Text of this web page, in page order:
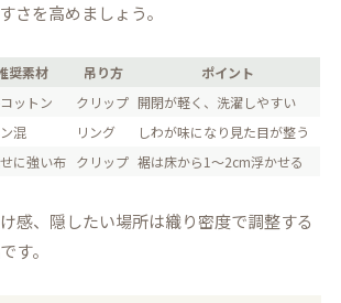
さを高めましょう。
奨素材 吊り方
ポイント
ットン クリップ 開閉が軽く、洗濯しやすい
混 リング
しわが味になり見た目が整う
に強い布 クリップ 裾は床から1〜2cm浮かせる
感、隠したい場所は織り密度で調整する
す。